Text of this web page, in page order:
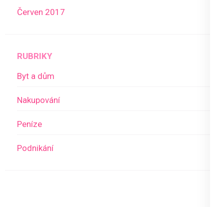
Červen 2017
RUBRIKY
Byt a dům
Nakupování
Peníze
Podnikání